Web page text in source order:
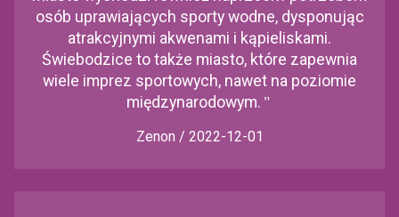
osób uprawiających sporty wodne, dysponując
atrakcyjnymi akwenami i kąpieliskami.
Świebodzice to także miasto, które zapewnia
wiele imprez sportowych, nawet na poziomie
międzynarodowym. "
Zenon / 2022-12-01